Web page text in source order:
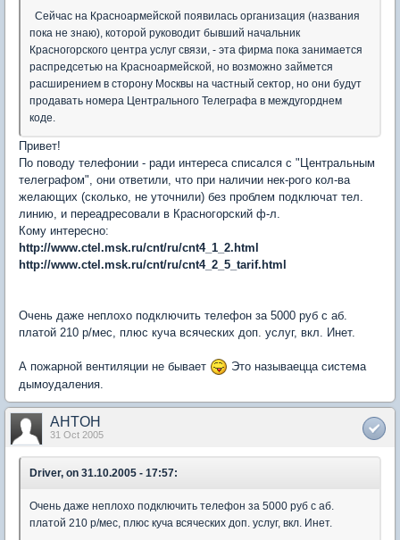
Сейчас на Красноармейской появилась организация (названия
пока не знаю), которой руководит бывший начальник
Красногорского центра услуг связи, - эта фирма пока занимается
распредсетью на Красноармейской, но возможно займется
расширением в сторону Москвы на частный сектор, но они будут
продавать номера Центрального Телеграфа в междугорднем
коде.
Привет!
По поводу телефонии - ради интереса списался с "Центральным
телеграфом", они ответили, что при наличии нек-рого кол-ва
желающих (сколько, не уточнили) без проблем подключат тел.
линию, и переадресовали в Красногорский ф-л.
Кому интересно:
http://www.ctel.msk.ru/cnt/ru/cnt4_1_2.html
http://www.ctel.msk.ru/cnt/ru/cnt4_2_5_tarif.html
Очень даже неплохо подключить телефон за 5000 руб с аб.
платой 210 р/мес, плюс куча всяческих доп. услуг, вкл. Инет.
А пожарной вентиляции не бывает
Это называецца система
дымоудаления.
AHTOH
31 Oct 2005
Driver, on 31.10.2005 - 17:57:
Очень даже неплохо подключить телефон за 5000 руб с аб.
платой 210 р/мес, плюс куча всяческих доп. услуг, вкл. Инет.